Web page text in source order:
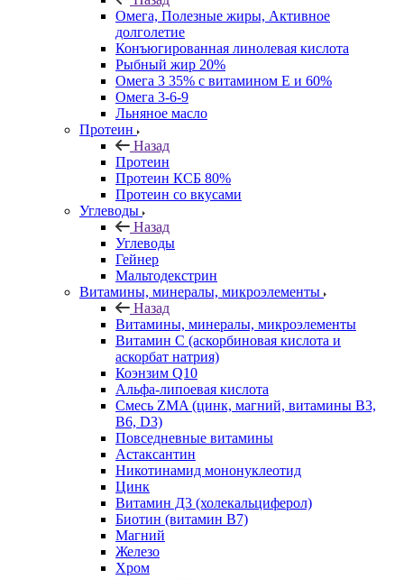
Омега, Полезные жиры, Активное
долголетие
Конъюгированная линолевая кислота
Рыбный жир 20%
Омега 3 35% с витамином Е и 60%
Омега 3-6-9
Льняное масло
Протеин
Назад
Протеин
Протеин КСБ 80%
Протеин со вкусами
Углеводы
Назад
Углеводы
Гейнер
Мальтодекстрин
Витамины, минералы, микроэлементы
Назад
Витамины, минералы, микроэлементы
Витамин C (аскорбиновая кислота и
аскорбат натрия)
Коэнзим Q10
Альфа-липоевая кислота
Смесь ZMA (цинк, магний, витамины B3,
B6, D3)
Повседневные витамины
Астаксантин
Никотинамид мононуклеотид
Цинк
Витамин Д3 (холекальциферол)
Биотин (витамин B7)
Магний
Железо
Хром